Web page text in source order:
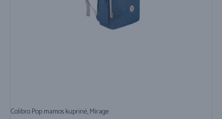
Colibro Pop mamos kuprinė, Mirage